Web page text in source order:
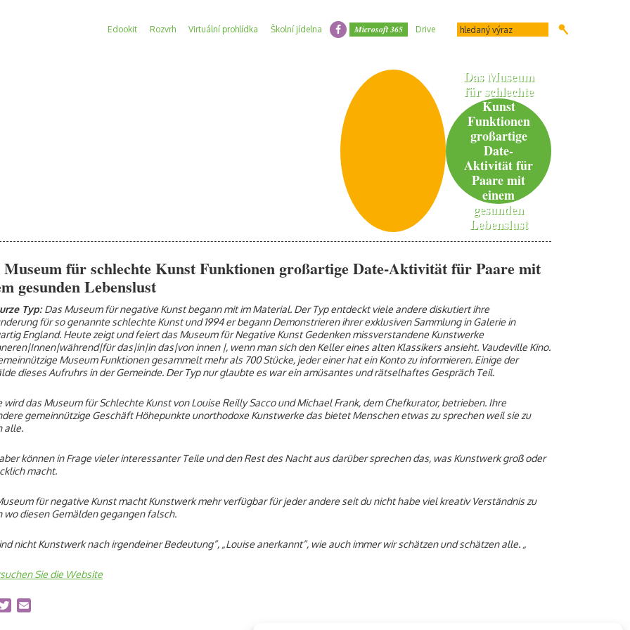
Edookit Rozvrh Virtuální prohlídka Školní jídelna Microsoft 365 Drive
Das Museum
für schlechte
Kunst
Funktionen
großartige
Date-
Aktivität für
Paare mit
einem
gesunden
Lebenslust
Museum für schlechte Kunst Funktionen großartige Date-Aktivität für Paare mit
gesunden Lebenslust
Typ:Das Museum für negative Kunst begann mit im Material. Der Typ entdeckt viele andere diskutiert ihre
für so genannte schlechte Kunst und 1994 er begann Demonstrieren ihrer exklusiven Sammlung in Galerie in
England. Heute zeigt und feiert das Museum für Negative Kunst Gedenken missverstandene Kunstwerke
das|in|in das|von innen |, wenn man sich den Keller eines alten Klassikers ansieht. Vaudeville Kino.
Museum Funktionen gesammelt mehr als 700 Stücke, jeder einer hat ein Konto zu informieren. Einige der
dieses Aufruhrs in der Gemeinde. Der Typ nur glaubte es war ein amüsantes und rätselhaftes Gespräch Teil.
wird das Museum für Schlechte Kunst von Louise Reilly Sacco und Michael Frank, dem Chefkurator, betrieben. Ihre
gemeinnützige Geschäft Höhepunkte unorthodoxe Kunstwerke das bietet Menschen etwas zu sprechen weil sie zu
alle.
können in Frage vieler interessanter Teile und den Rest des Nacht aus darüber sprechen das, was Kunstwerk groß oder
macht.
für negative Kunst macht Kunstwerk mehr verfügbar für jeder andere seit du nicht habe viel kreativ Verständnis zu
wo diesen Gemälden gegangen falsch.
nicht Kunstwerk nach irgendeiner Bedeutung“, „Louise anerkannt“, wie auch immer wir schätzen und schätzen alle. „
Sie die Website
Twitter